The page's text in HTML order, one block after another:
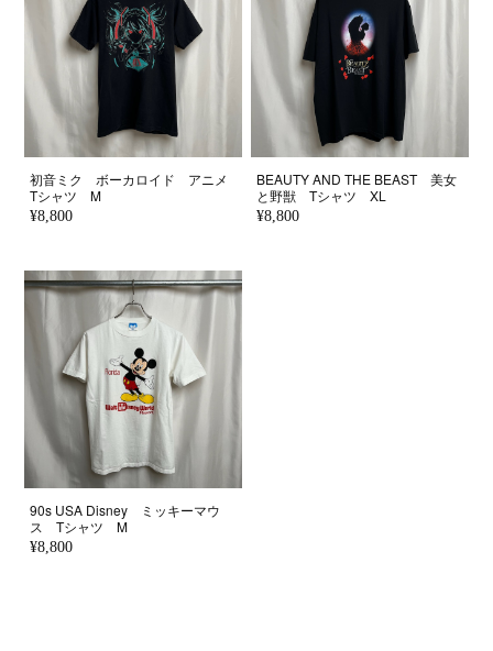
初音ミク ボーカロイド アニメ
Tシャツ M
¥8,800
BEAUTY AND THE BEAST 美女
と野獣 Tシャツ XL
¥8,800
90s USA Disney ミッキーマウ
ス Tシャツ M
¥8,800